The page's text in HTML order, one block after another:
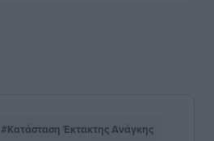
#Κατάσταση Έκτακτης Ανάγκης